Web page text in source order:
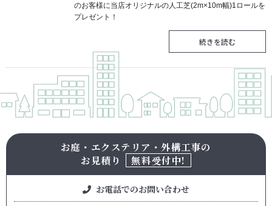
のお客様に当店オリジナルの人工芝(2m×10m幅)1ロールを
プレゼント！
続きを読む
お庭・エクステリア・外構工事の
お見積り
無料受付中!
お電話でのお問い合わせ